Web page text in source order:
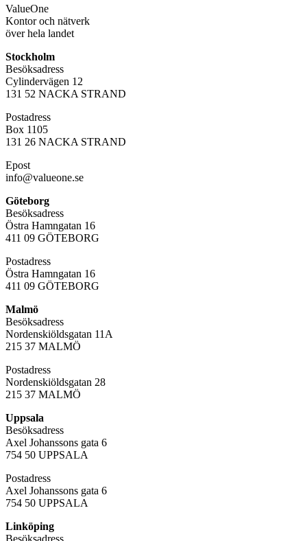
ValueOne
Kontor och nätverk
över hela landet
Stockholm
Besöksadress
Cylindervägen 12
131 52 NACKA STRAND
Postadress
Box 1105
131 26 NACKA STRAND
Epost
info@valueone.se
Göteborg
Besöksadress
Östra Hamngatan 16
411 09 GÖTEBORG
Postadress
Östra Hamngatan 16
411 09 GÖTEBORG
Malmö
Besöksadress
Nordenskiöldsgatan 11A
215 37 MALMÖ
Postadress
Nordenskiöldsgatan 28
215 37 MALMÖ
Uppsala
Besöksadress
Axel Johanssons gata 6
754 50 UPPSALA
Postadress
Axel Johanssons gata 6
754 50 UPPSALA
Linköping
Besöksadress